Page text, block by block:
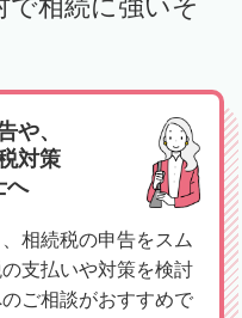
で相続に強いそ
や、
対策
へ
相続税の申告をスム
支払いや対策を検討
ご相談がおすすめで